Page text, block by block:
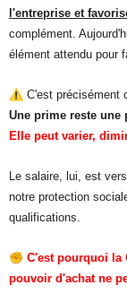
l'entreprise et
complément.
élément attendu pour
C'est précisément
Une prime reste une
Elle peut varier,
Le salaire, lui, est
notre protection
qualifications.
C'est pourquoi la
pouvoir d'achat ne